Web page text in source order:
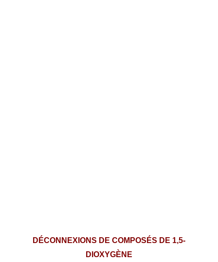
DÉCONNEXIONS DE COMPOSÉS DE 1,5-
DIOXYGÈNE